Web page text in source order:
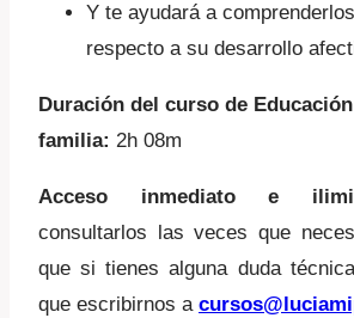
Y te ayudará a
respecto a su desarrollo
Duración del curso de
familia: 2h 08m
Acceso inmediato e
consultarlos las veces que
que si tienes alguna duda
que escribirnos a